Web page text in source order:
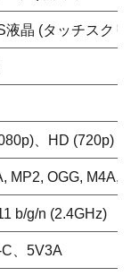
Clario（マイフ
× 33mm
ド (最大で128GB)